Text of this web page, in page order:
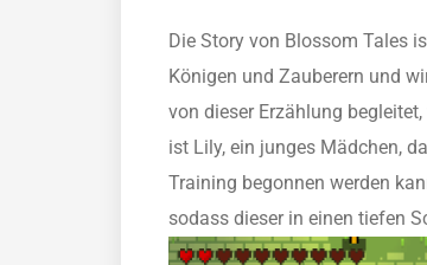
Die Story von Blossom Tales
Königen und Zauberern und
von dieser Erzählung
ist Lily, ein junges Mädchen,
Training begonnen werden
sodass dieser in einen tiefen